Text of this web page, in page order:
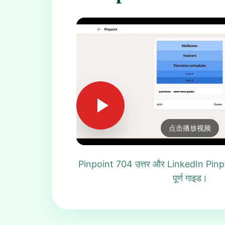
点击播放视频
Pinpoint 704 उत्तर और LinkedIn
पूर्ण गाइड।